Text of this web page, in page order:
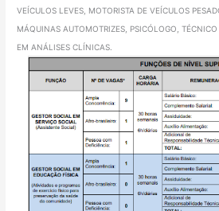
VEÍCULOS LEVES, MOTORISTA DE VEÍCULOS
MÁQUINAS AUTOMOTRIZES, PSICÓLOGO,
EM ANÁLISESCLÍNICAS.